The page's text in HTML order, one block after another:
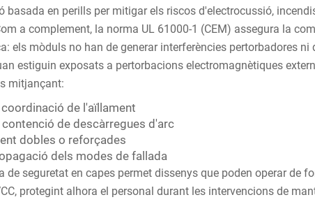
basada en perills per mitigar els riscos d'electrocussió,
a complement, la norma UL 61000-1 (CEM) assegura la
els mòduls no han de generar interferències pertorbadores ni
estiguin exposats a pertorbacions electromagnètiques
mitjançant:
de l'aïllament
de descàrregues d'arc
dobles o reforçades
dels modes de fallada
de seguretat en capes permet dissenys que poden operar de
protegint alhora el personal durant les intervencions de